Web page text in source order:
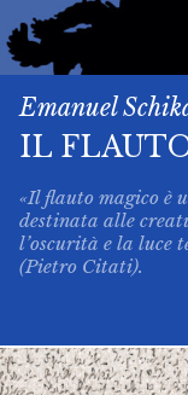
Emanuel
IL
«Il flauto magico è
destinata alle
l’oscurità e la luce
(Pietro Citati).